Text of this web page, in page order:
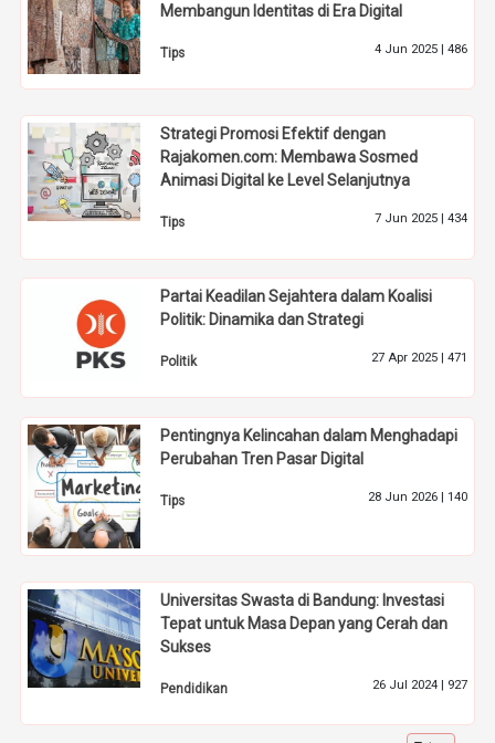
Membangun Identitas di Era Digital
Tips 4 Jun 2025 | 486
Strategi Promosi Efektif dengan
Rajakomen.com: Membawa Sosmed
Animasi Digital ke Level Selanjutnya
Tips 7 Jun 2025 | 434
Partai Keadilan Sejahtera dalam Koalisi
Politik: Dinamika dan Strategi
Politik 27 Apr 2025 | 471
Pentingnya Kelincahan dalam Menghadapi
Perubahan Tren Pasar Digital
Tips 28 Jun 2026 | 140
Universitas Swasta di Bandung: Investasi
Tepat untuk Masa Depan yang Cerah dan
Sukses
Pendidikan 26 Jul 2024 | 927